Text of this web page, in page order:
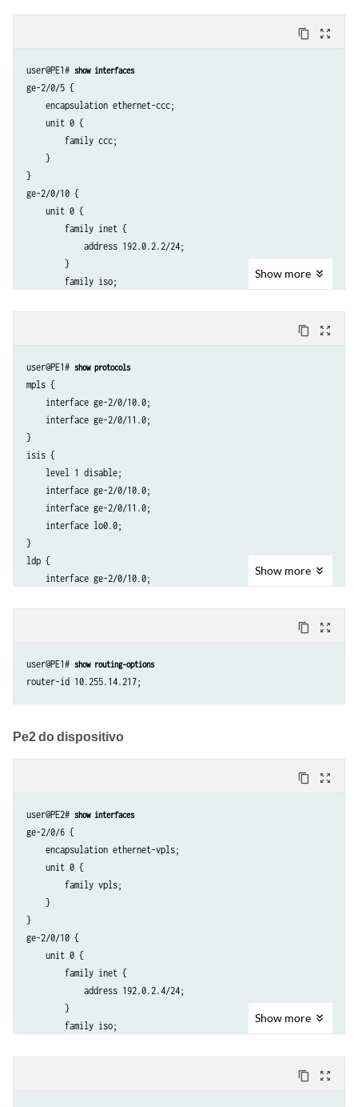
content_copy zoom_out_map
user@PE1# show interfaces
ge-2/0/5 {
    encapsulation ethernet-ccc;
    unit 0 {
        family ccc;
    }
}
ge-2/0/10 {
    unit 0 {
        family inet {
            address 192.0.2.2/24;
        }
        family iso;
    unit 0 {
        family inet {
            address 192.0.2.3/24;
        }
        family iso;
        family mpls;
    }
lo0 {
    unit 0 {
        family inet {
            address 10.255.14.217/32;
        }
Show more
content_copy zoom_out_map
user@PE1# show protocols
mpls {
    interface ge-2/0/10.0;
    interface ge-2/0/11.0;
}
isis {
    level 1 disable;
    interface ge-2/0/10.0;
    interface ge-2/0/11.0;
    interface lo0.0;
}
ldp {
    interface ge-2/0/10.0;
    neighbor 10.255.14.225 {
        interface ge-2/0/5.0 {
            virtual-circuit-id 601;
                standby;
Show more
content_copy zoom_out_map
user@PE1# show routing-options
Pe2 do dispositivo
content_copy zoom_out_map
user@PE2# show interfaces
ge-2/0/6 {
    encapsulation ethernet-vpls;
    unit 0 {
        family vpls;
    }
}
ge-2/0/10 {
    unit 0 {
        family inet {
            address 192.0.2.4/24;
        }
        family iso;
Show more
content_copy zoom_out_map